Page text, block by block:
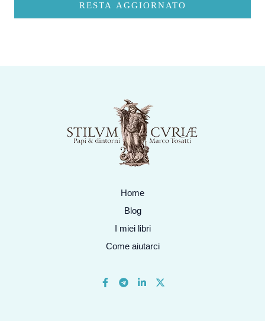
RESTA AGGIORNATO
Home
Blog
I miei libri
Come aiutarci